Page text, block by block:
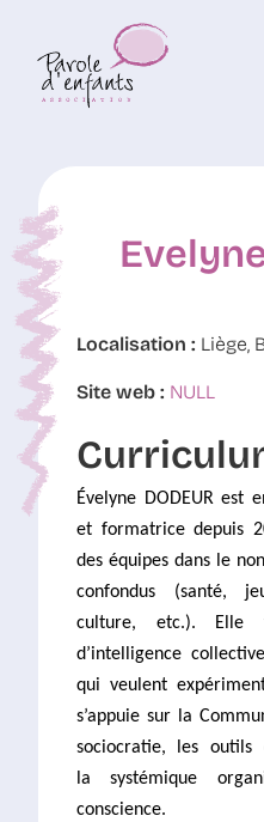
Localisation : Liège,
Site web : NULL
Évelyne DODEUR est
et formatrice depuis
des équipes dans le
confondus (santé,
culture, etc.). Elle
d’intelligence
qui veulent
s’appuie sur la
sociocratie, les outils
la
systémique
conscience.